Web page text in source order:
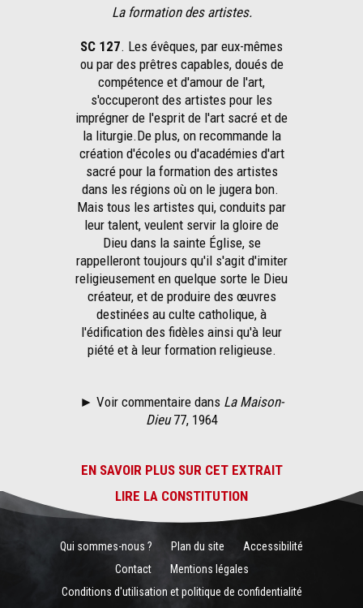
La formation des artistes.
SC 127. Les évêques, par eux-mêmes
ou par des prêtres capables, doués de
compétence et d'amour de l'art,
s'occuperont des artistes pour les
imprégner de l'esprit de l'art sacré et de
la liturgie.De plus, on recommande la
création d'écoles ou d'académies d'art
sacré pour la formation des artistes
dans les régions où on le jugera bon.
Mais tous les artistes qui, conduits par
leur talent, veulent servir la gloire de
Dieu dans la sainte Église, se
rappelleront toujours qu'il s'agit d'imiter
religieusement en quelque sorte le Dieu
créateur, et de produire des œuvres
destinées au culte catholique, à
l'édification des fidèles ainsi qu'à leur
piété et à leur formation religieuse.
► Voir commentaire dans La Maison-
Dieu77, 1964
EN SAVOIR PLUS SUR CET EXTRAIT
LIRE LA CONSTITUTION
Qui sommes-nous ? Plan du site
Accessibilité
Contact
Mentions légales
Conditions d'utilisation et politique de confidentialité